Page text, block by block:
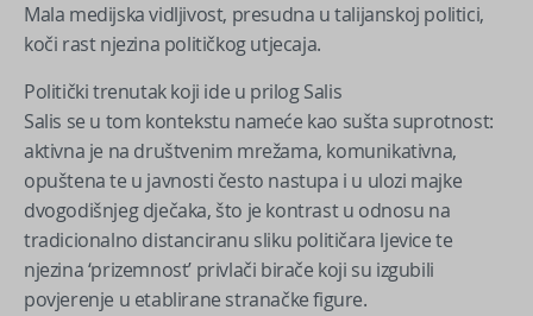
Mala medijska vidljivost, presudna u talijanskoj politici,
koči rast njezina političkog utjecaja.
Politički trenutak koji ide u prilog Salis
Salis se u tom kontekstu nameće kao sušta suprotnost:
aktivna je na društvenim mrežama, komunikativna,
opuštena te u javnosti često nastupa i u ulozi majke
dvogodišnjeg dječaka, što je kontrast u odnosu na
tradicionalno distanciranu sliku političara ljevice te
njezina ‘prizemnost’ privlači birače koji su izgubili
povjerenje u etablirane stranačke figure.